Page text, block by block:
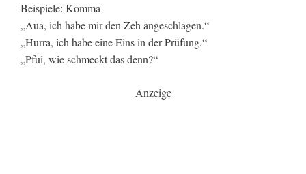
Beispiele: Komma
„Aua, ich habe mir den Zeh angeschlagen.“
„Hurra, ich habe eine Eins in der Prüfung.“
„Pfui, wie schmeckt das denn?“
Anzeige